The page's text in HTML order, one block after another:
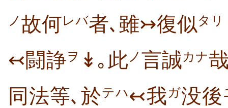
ノ 故何レバ者､雖↣復似タリ
↢闘諍ヲ ↡｡此 ノ 言誠カナ
同法等､於テハ↢我ガ没後